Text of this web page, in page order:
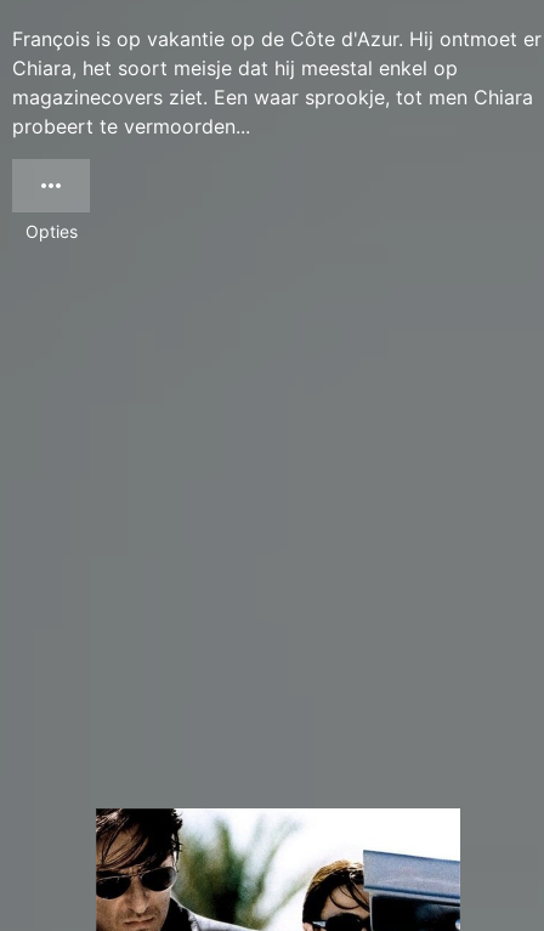
François is op vakantie op de Côte d'Azur. Hij ontmoet er
Chiara, het soort meisje dat hij meestal enkel op
magazinecovers ziet. Een waar sprookje, tot men Chiara
probeert te vermoorden...
Opties